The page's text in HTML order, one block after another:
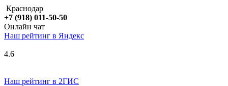
Краснодар
+7 (918) 011-50-50
Онлайн чат
Наш рейтинг в Яндекс
4.6
Наш рейтинг в 2ГИС